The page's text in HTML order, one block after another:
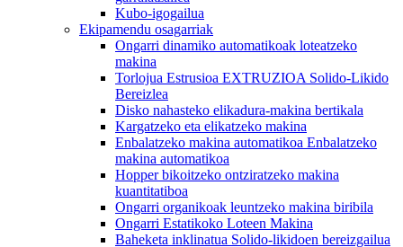
Kubo-igogailua
Ekipamendu osagarriak
Ongarri dinamiko automatikoak loteatzeko
makina
Torlojua Estrusioa EXTRUZIOA Solido-Likido
Bereizlea
Disko nahasteko elikadura-makina bertikala
Kargatzeko eta elikatzeko makina
Enbalatzeko makina automatikoa Enbalatzeko
makina automatikoa
Hopper bikoitzeko ontziratzeko makina
kuantitatiboa
Ongarri organikoak leuntzeko makina biribila
Ongarri Estatikoko Loteen Makina
Baheketa inklinatua Solido-likidoen bereizgailua